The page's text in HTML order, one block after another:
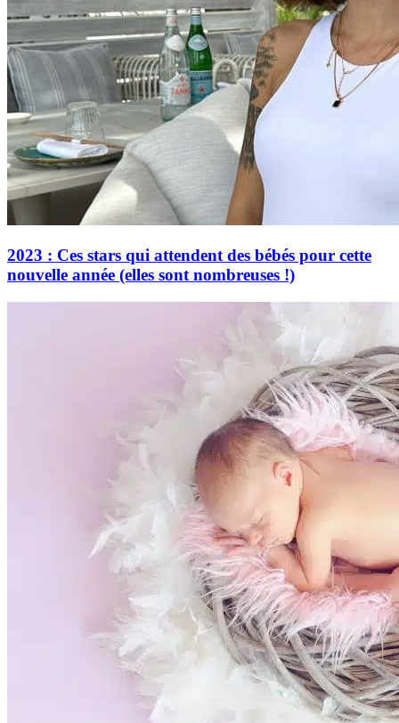
2023 : Ces stars qui attendent des bébés pour cette
nouvelle année (elles sont nombreuses !)